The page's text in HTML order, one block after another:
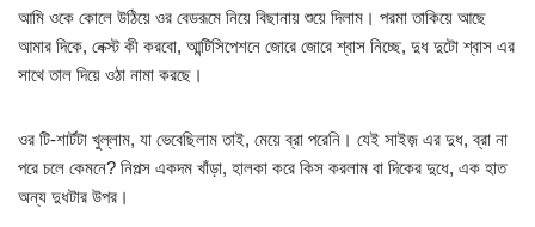
আমি ওকে কোলে উঠিয়ে ওর বেডরূমে নিয়ে বিছানায় শুয়ে দিলাম। পরমা তাকিয়ে আছে
আমার দিকে, নেক্স্ট কী করবো, আন্টিসিপেশনে জোরে জোরে শ্বাস নিচ্ছে, দুধ দুটো শ্বাস এর
সাথে তাল দিয়ে ওঠা নামা করছে।
ওর টি-শার্টটা খুল্লাম, যা ভেবেছিলাম তাই, মেয়ে ব্রা পরেনি। যেই সাইজ় এর দুধ, ব্রা না
পরে চলে কেমনে? নিপল্স একদম খাঁড়া, হালকা করে কিস করলাম বা দিকের দুধে, এক হাত
অন্য দুধটার উপর।